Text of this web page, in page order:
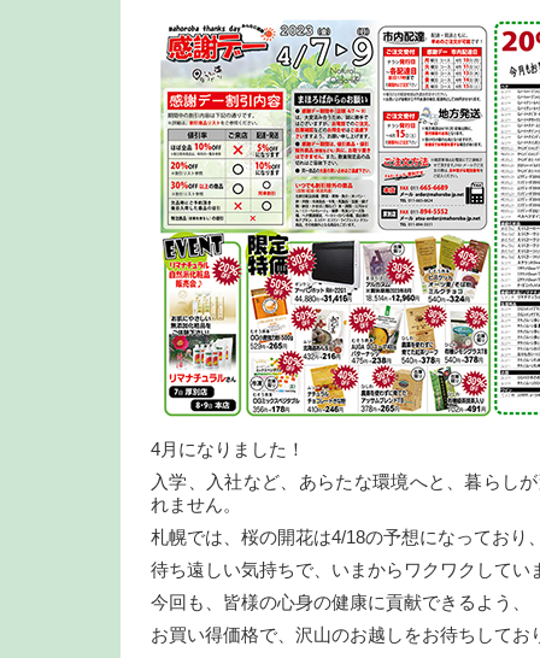
4月になりました！
入学、入社など、あらたな環境へと、暮らし
れません。
札幌では、桜の開花は4/18の予想になっており
待ち遠しい気持ちで、いまからワクワクしてい
今回も、皆様の心身の健康に貢献できるよう、
お買い得価格で、沢山のお越しをお待ちしてお